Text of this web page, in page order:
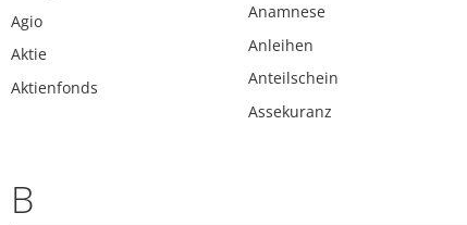
Agio
Aktie
Aktienfonds
Anamnese
Anleihen
Anteilschein
Assekuranz
B